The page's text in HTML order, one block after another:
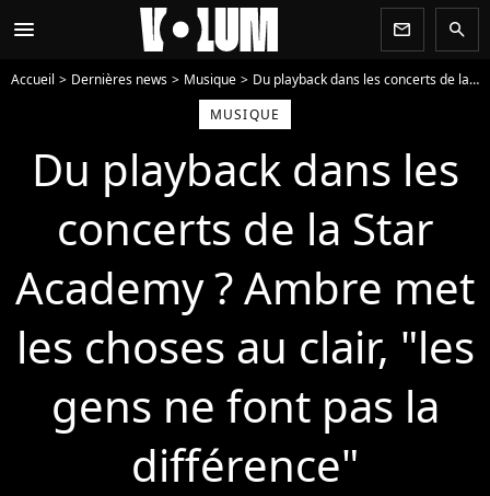
menu newsletter search
Accueil Dernières news Musique
Du playback dans les concerts de la Star Academy ? Ambre met les choses au clair, "les gens ne font pas la différence"
MUSIQUE
Du playback dans les
concerts de la Star
Academy ? Ambre met
les choses au clair, "les
gens ne font pas la
différence"